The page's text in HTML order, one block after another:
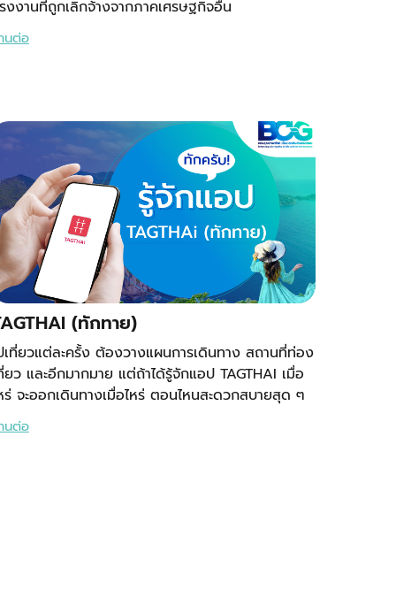
งงานที่ถูกเลิกจ้างจากภาคเศรษฐกิจอื่น
นต่อ
(ทักทาย)
เที่ยวแต่ละครั้ง ต้องวางแผนการเดินทาง สถานที่ท่อง
ยว และอีกมากมาย แต่ถ้าได้รู้จักแอป TAGTHAI เมื่อ
ร่ จะออกเดินทางเมื่อไหร่ ตอนไหนสะดวกสบายสุด ๆ
นต่อ